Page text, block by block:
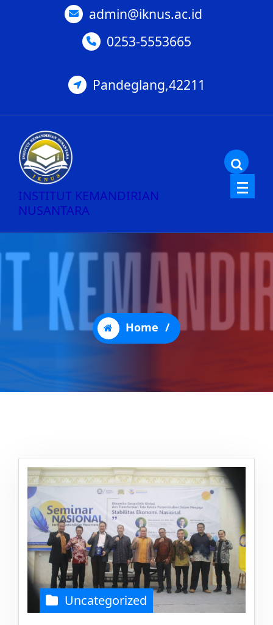
admin@iknus.ac.id
0253-5553665
Pandeglang,42211
INSTITUT KEMANDIRIAN
NUSANTARA
Home /
Uncategorized